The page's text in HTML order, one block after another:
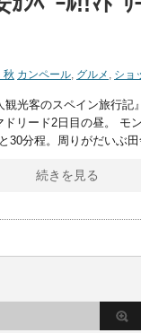
秋 カンペール, グルメ , ショ
光客のスペイン旅行記
リード2日目の昼。 モ
30分程。周りがだいぶ
続きを見る